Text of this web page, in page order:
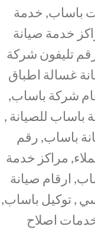
باساب, خدمة
خدمة صيانة
تليفون شركة
غسالة اطباق
شركة باساب,
للصيانة ,
باساب, رقم
مراكز خدمة
ارقام صيانة
, توكيل باساب,
اصلاح